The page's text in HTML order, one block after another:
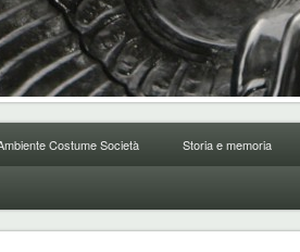
Costume Società Storia e memoria